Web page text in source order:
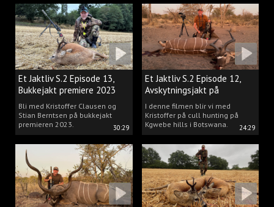
30:29
Et Jaktliv S.2 Episode 13,
Bukkejakt premiere 2023
Bli med Kristoffer Clausen og
Stian Berntsen på bukkejakt
premieren 2023.
24:29
Et Jaktliv S.2 Episode 12,
Avskytningsjakt på
antiloper i Botswana
I denne filmen blir vi med
Kristoffer på cull hunting på
Kgwebe hills i Botswana.